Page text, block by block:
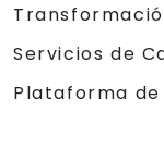
Servicios de
Plataforma